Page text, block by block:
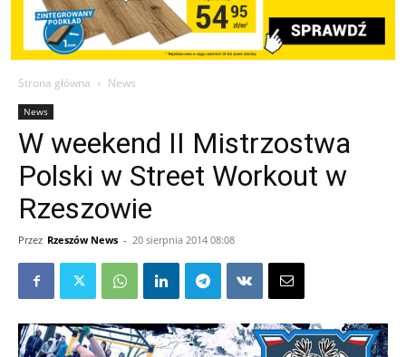
Strona główna News
News
W weekend II Mistrzostwa
Polski w Street Workout w
Rzeszowie
Przez Rzeszów News - 20 sierpnia 2014 08:08